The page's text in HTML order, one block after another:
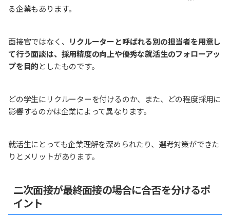
る企業もあります。
面接官ではなく、 リクルーターと呼ばれる別の担当者を用意し
て行う面談は、採用精度の向上や優秀な就活生のフォローアッ
プを目的としたものです。
どの学生にリクルーターを付けるのか、また、どの程度採用に
影響するのかは企業によって異なります。
就活生にとっても企業理解を深められたり、選考対策ができた
りとメリットがあります。
二次面接が最終面接の場合に合否を分けるポ
イント